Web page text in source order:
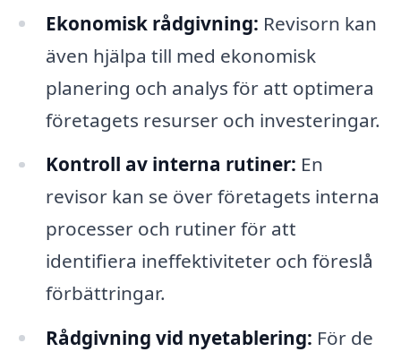
Ekonomisk rådgivning: Revisorn kan
även hjälpa till med ekonomisk
planering och analys för att optimera
företagets resurser och investeringar.
Kontroll av interna rutiner: En
revisor kan se över företagets interna
processer och rutiner för att
identifiera ineffektiviteter och föreslå
förbättringar.
Rådgivning vid nyetablering: För de